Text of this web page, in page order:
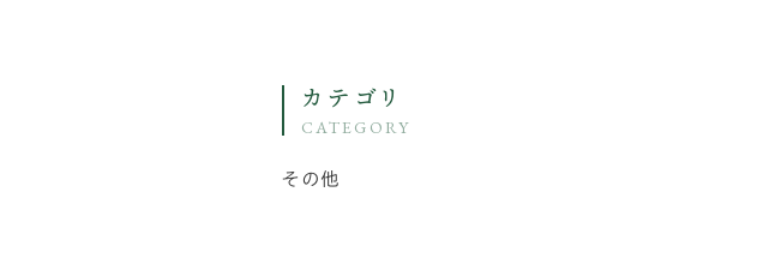
カテゴリ
CATEGORY
その他